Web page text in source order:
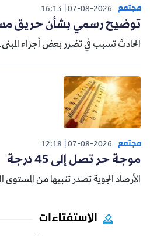
مجتمع 07-08-2026
16:13
توضيح رسمي بشأن حريق
الحادث تسبب في تضرر بعض أجزاء المبنى.
مجتمع 07-08-2026
12:18
موجة حر تصل إلى 45 درجة
الأرصاد الجوية تصدر تنبيها من المستوى
الاستفتاءات